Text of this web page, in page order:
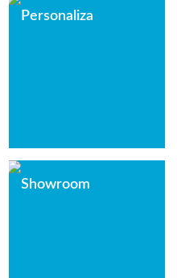
Personaliza
Showroom